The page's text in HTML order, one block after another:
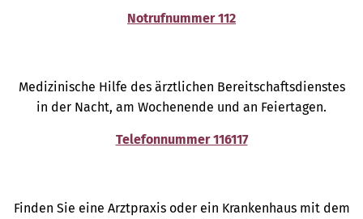
Notrufnummer 112
Medizinische Hilfe des ärztlichen Bereitschaftsdienstes
in der Nacht, am Wochenende und an Feiertagen.
Telefonnummer 116117
Finden Sie eine Arztpraxis oder ein Krankenhaus mit dem